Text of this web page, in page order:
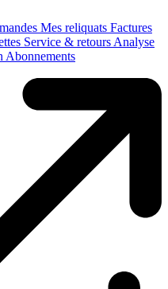
Mes reliquats Factures
Service & retours Analyse
Abonnements